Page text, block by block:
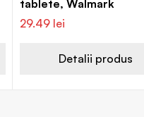
tablete, Walmark
29.49 lei
Detalii produs